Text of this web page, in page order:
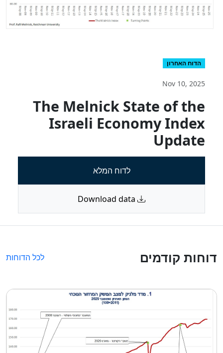
הדוח האחרון
Nov 10, 2025
The Melnick State of the
Israeli Economy Index
Update
לדוח המלא
דוחות קודמים לכל הדוחות